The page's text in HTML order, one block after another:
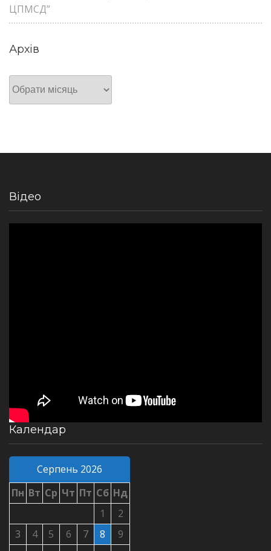
ЦПМСД”
Архів
Архів
Відео
Календар
Серпень 2026
Пн Вт Ср Чт Пт Сб Нд
1
2
3
4 5 6 7 8
9